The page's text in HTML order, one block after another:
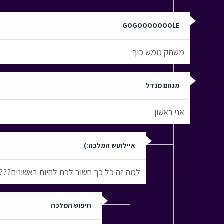
GOGOOOOOOOLE
משחק ממש כיף
מנחם מנדל
אני ראשון
איילתוש המלכה:)
למה זה כל כך חשוב לכם להיות
תיפוש המלכה